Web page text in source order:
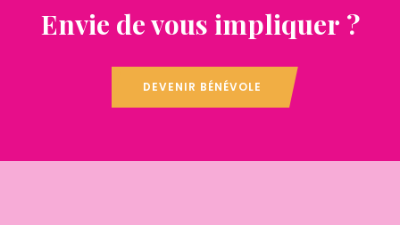
Envie de vous impliquer ?
DEVENIR BÉNÉVOLE